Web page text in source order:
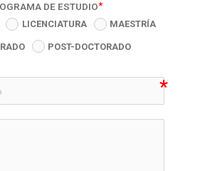
DE ESTUDIO
LICENCIATURA MAESTRÍA
POST-DOCTORADO